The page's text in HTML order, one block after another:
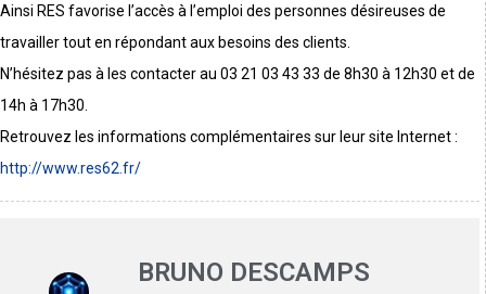
Ainsi RES favorise l’accès à l’emploi des personnes désireuses de
travailler tout en répondant aux besoins des clients.
N’hésitez pas à les contacter au 03 21 03 43 33 de 8h30 à 12h30 et de
14h à 17h30.
Retrouvez les informations complémentaires sur leur site Internet :
http://www.res62.fr/
BRUNO DESCAMPS